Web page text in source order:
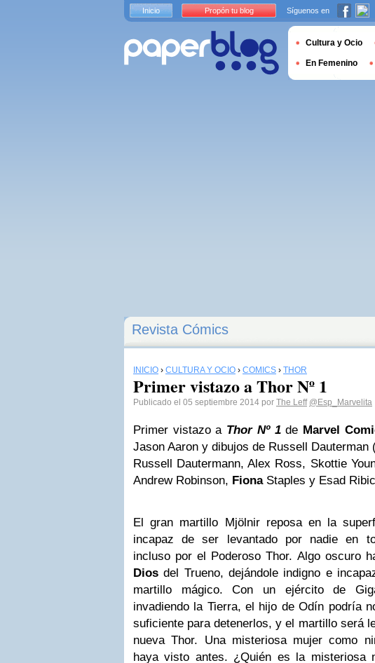
Revista Cómics
INICIO › CULTURA Y OCIO › CÓMICS › THOR
Primer vistazo a Thor Nº 1
Publicado el 05 septiembre 2014 por The Leff @Esp_Marvelita
Primer vistazo a ThorNº 1de Marvel
Jason Aaron y dibujos de Russell Dauterman
Russell Dautermann, Alex Ross, Skottie
Andrew Robinson, FionaStaples y Esad
El gran martillo Mjölnir reposa en la
incapaz de ser levantado por nadie en
incluso por el Poderoso Thor. Algo oscuro
Dios del Trueno, dejándole indigno e
martillo mágico. Con un ejército de
invadiendo la Tierra, el hijo de Odín podría
suficiente para detenerlos, y el martillo será
nueva Thor. Una misteriosa mujer como
haya visto antes. ¿Quién es la misteriosa
Inicio Propón tu blog Síguenos en
Cultura y Ocio
En Femenino